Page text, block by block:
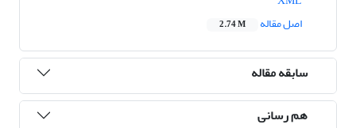
اصل مقاله
2.74 M
سابقه مقاله
هم رسانی